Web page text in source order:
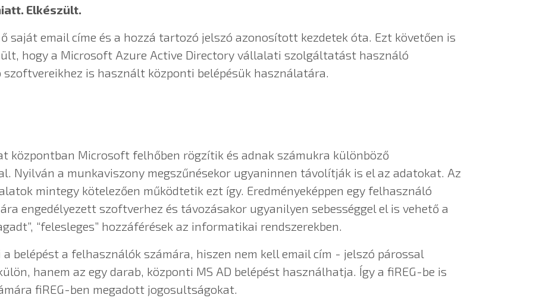
Elkészült.
saját email címe és a hozzá tartozó jelszó azonosított kezdetek óta. Ezt követően is
hogy a Microsoft Azure Active Directory vállalati szolgáltatást használó
szoftvereikhez is használt központi belépésük használatára.
Microsoft felhőben rögzítik és adnak számukra különböző
Nyilván a munkaviszony megszűnésekor ugyaninnen távolítják is el az adatokat. Az
mintegy kötelezően működtetik ezt így. Eredményeképpen egy felhasználó
engedélyezett szoftverhez és távozásakor ugyanilyen sebességgel el is vehető a
“felesleges” hozzáférések az informatikai rendszerekben.
belépést a felhasználók számára, hiszen nem kell email cím - jelszó párossal
hanem az egy darab, központi MS AD belépést használhatja. Így a fiREG-be is
fiREG-ben megadott jogosultságokat.